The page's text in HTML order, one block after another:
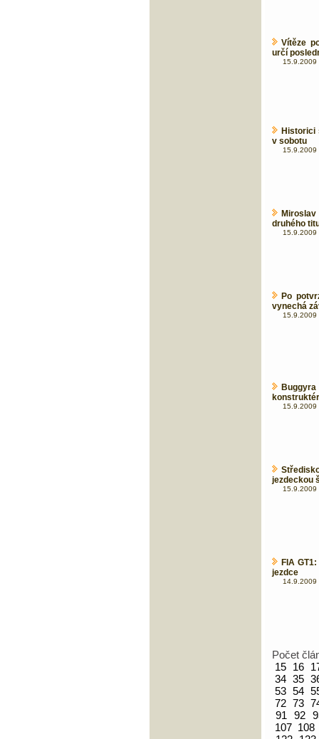
Vítěze
určí
15.9.2009
Historici
v sobotu
15.9.2009
druhého
15.9.2009
Po
vynechá
15.9.2009
15.9.2009
jezdeckou
15.9.2009
FIA
jezdce
14.9.2009
Počet
15 16
34 35
53 54
72 73
91
92
107 108